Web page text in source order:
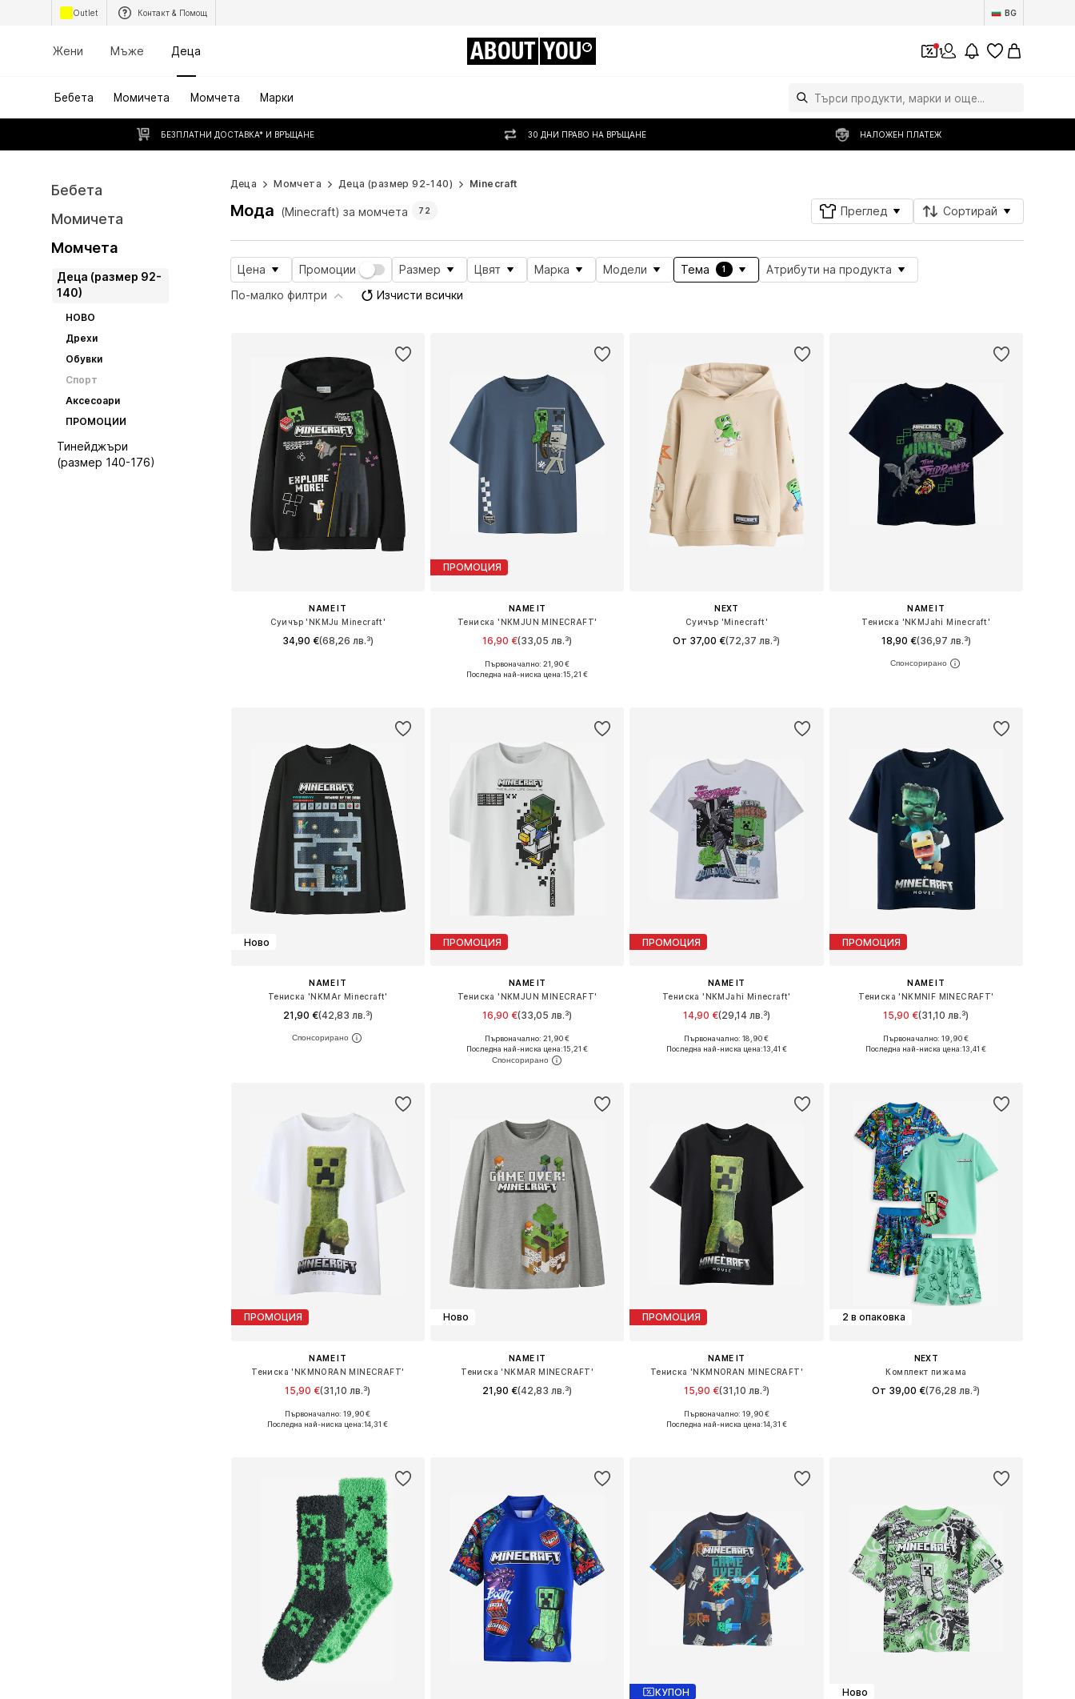
Outlet Контакт & Помощ BG
Жени Мъже Деца ABOUT YOU 1
Бебета Момичета Момчета Марки
БЕЗПЛАТНИ ДОСТАВКА* И ВРЪЩАНЕ 30 ДНИ ПРАВО НА ВРЪЩАНЕ НАЛОЖЕН ПЛАТЕЖ
Бебета
Момичета
Момчета
Деца (размер 92-
140)
НОВО
Дрехи
Обувки
Спорт
Аксесоари
ПРОМОЦИИ
Тинейджъри
(размер 140-176)
Деца Момчета Деца (размер 92-140) Minecraft
Мода (Minecraft) за момчета 72 Преглед Сортирай
Цена Промоции Размер Цвят Марка Модели Тема 1
Атрибути на продукта
По-малко филтри
Изчисти всички
NAME IT
Суичър 'NKMJu Minecraft'
34,90 €(68,26 лв.³)
ПРОМОЦИЯ
NAME IT
Тениска 'NKMJUN MINECRAFT'
16,90 €(33,05 лв.³)
Предлага се в много размери
Първоначално: 21,90 €
Последна най-ниска цена:15,21 €
NEXT
Суичър 'Minecraft'
От 37,00 €(72,37 лв.³)
NAME IT
Тениска 'NKMJahi Minecraft'
18,90 €(36,97 лв.³)
Предлага се в много размери
Ново
NAME IT
Тениска 'NKMAr Minecraft'
21,90 €(42,83 лв.³)
Предлага се в много размери
ПРОМОЦИЯ
NAME IT
Тениска 'NKMJUN MINECRAFT'
16,90 €(33,05 лв.³)
Предлага се в много размери
Добави в кошницата
Първоначално: 21,90 €
Последна най-ниска цена:15,21 €
ПРОМОЦИЯ
NAME IT
Тениска 'NKMJahi Minecraft'
14,90 €(29,14 лв.³)
Предлага се в много размери
Първоначално: 18,90 €
Последна най-ниска цена:13,41 €
ПРОМОЦИЯ
NAME IT
Тениска 'NKMNIF MINECRAFT'
15,90 €(31,10 лв.³)
Предлага се в много размери
Първоначално: 19,90 €
Последна най-ниска цена:13,41 €
ПРОМОЦИЯ
NAME IT
Тениска 'NKMNORAN MINECRAFT'
15,90 €(31,10 лв.³)
Предлага се в много размери
Първоначално: 19,90 €
Последна най-ниска цена:14,31 €
Ново
NAME IT
Тениска 'NKMAR MINECRAFT'
21,90 €(42,83 лв.³)
ПРОМОЦИЯ
NAME IT
Тениска 'NKMNORAN MINECRAFT'
15,90 €(31,10 лв.³)
Предлага се в много размери
Първоначално: 19,90 €
Последна най-ниска цена:14,31 €
2 в опаковка
NEXT
Комплект пижама
От 39,00 €(76,28 лв.³)
КУПОН Ново